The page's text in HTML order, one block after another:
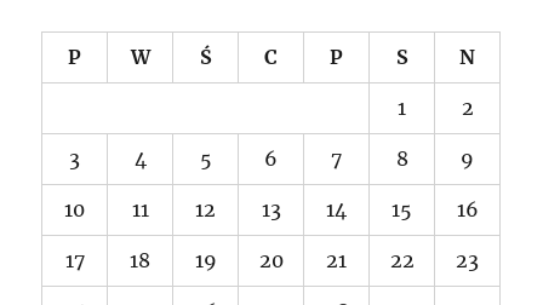
P W Ś C P S N
1 2
3 4 5 6 7 8 9
10 11 12 13 14 15 16
17 18 19 20 21 22 23